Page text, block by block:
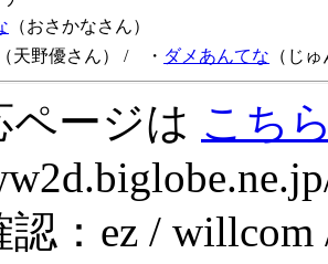
（おさかなさん）
（天野優さん） / ・ ダメあんてな （じ
ページは こち
認：ez /